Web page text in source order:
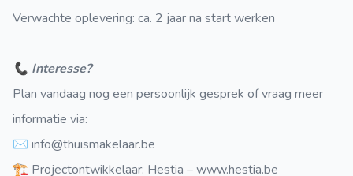
Verwachte oplevering: ca. 2 jaar na start werken
📞 Interesse?
Plan vandaag nog een persoonlijk gesprek of vraag meer
informatie via:
✉️ info@thuismakelaar.be
🏗️ Projectontwikkelaar: Hestia – www.hestia.be